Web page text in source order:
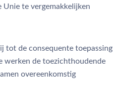
Unie te vergemakkelijken
de consequente toepassing
werken de toezichthoudende
overeenkomstig